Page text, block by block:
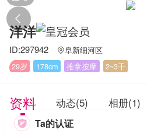

洋洋
ID:297942 阜新细河区
29岁
178cm 推拿按摩 2~3千
资料 动态(5) 相册(1)
 Ta的认证